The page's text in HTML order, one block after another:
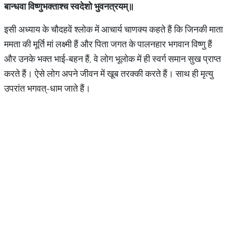
बान्धवाविष्णुभक्ताश्चस्वदेशोभुवनत्रयम्॥
इसी अध्याय के चौदहवें श्लोक में आचार्य चाणक्य कहते हैं कि जिनकी माता
ममता की मूर्ति मां लक्ष्मी हैं और पिता जगत के पालनहार भगवान विष्णु हैं
और उनके भक्त भाई-बहन हैं, वे लोग भूलोक में ही स्वर्ग समान सुख प्राप्त
करते हैं। ऐसे लोग अपने जीवन में खूब तरक्की करते हैं। साथ ही मृत्यु
उपरांत भगवत्-धाम जाते हैं।